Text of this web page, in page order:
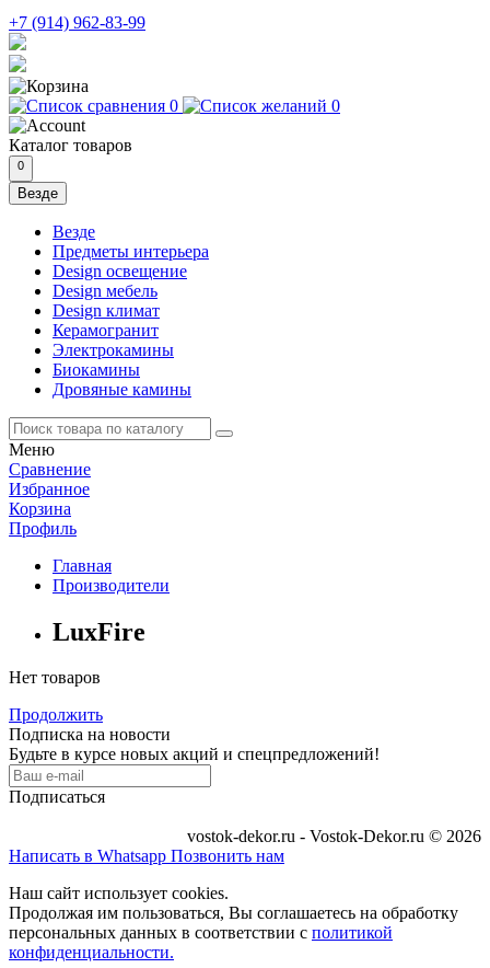
+7 (914) 962-83-99
0 0
Каталог товаров
0
Везде
Везде
Предметы интерьера
Design освещение
Design мебель
Design климат
Керамогранит
Электрокамины
Биокамины
Дровяные камины
Меню
Сравнение
Избранное
Корзина
Профиль
Главная
Производители
LuxFire
Нет товаров
Продолжить
Подписка на новости
Будьте в курсе новых акций и спецпредложений!
Подписаться
vostok-dekor.ru - Vostok-Dekor.ru © 2026
Написать в Whatsapp Позвонить нам
Наш сайт использует cookies.
Продолжая им пользоваться, Вы соглашаетесь на обработку
персональных данных в соответствии с политикой
конфиденциальности.